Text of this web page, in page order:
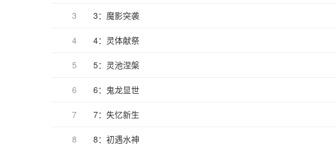
3 3：魔影突袭
4 4：灵体献祭
5 5：灵池涅槃
6 6：鬼龙显世
7 7：失忆新生
8 8：初遇水神